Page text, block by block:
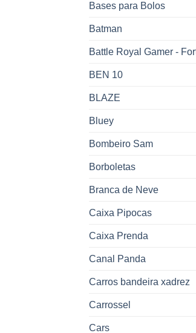
Bases para Bolos
Batman
Battle Royal Gamer -
BEN 10
BLAZE
Bluey
Bombeiro Sam
Borboletas
Branca de Neve
Caixa Pipocas
Caixa Prenda
Canal Panda
Carros bandeira xadrez
Carrossel
Cars